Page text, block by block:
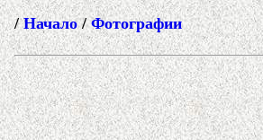
/Начало/Фотографии